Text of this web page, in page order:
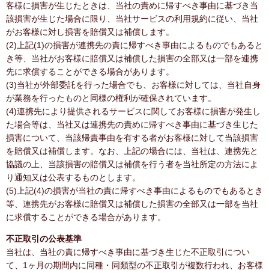
客様に損害が生じたときは、当社の責めに帰すべき事由に基づき当
該損害が生じた場合に限り、当社サービスの利用規約に従い、当社
がお客様に対し損害を賠償又は補償します。
(2)上記(1)の損害が連携先の責に帰すべき事由によるものでもあると
き等、当社がお客様に賠償又は補償した損害の全部又は一部を連携
先に求償することができる場合があります。
(3)当社が外部委託を行った場合でも、お客様に対しては、当社自身
が業務を行ったものと同様の権利が確保されています。
(4)連携先により提供されるサービスに関してお客様に損害が発生し
た場合等は、当社又は連携先の責めに帰すべき事由に基づき生じた
損害について、当該帰責事由を有する者がお客様に対して当該損害
を賠償又は補償します。なお、上記の場合には、当社は、連携先と
協議の上、当該損害の賠償又は補償を行う者を当社所定の方法によ
り通知又は公表するものとします。
(5)上記(4)の損害が当社の責に帰すべき事由によるものでもあるとき
等、連携先がお客様に賠償又は補償した損害の全部又は一部を当社
に求償することができる場合があります。
不正取引の公表基準
当社は、当社の責に帰すべき事由に基づき生じた不正取引につい
て、1ヶ月の期間内に同種・同類型の不正取引が複数行われ、お客様